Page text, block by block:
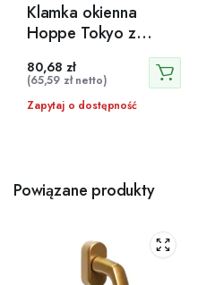
Klamka okienna
Hoppe Tokyo z
kluczem – Srebrna F1
80,68zł
(65,59 złnetto)
Zapytaj o dostępność
Powiązane produkty